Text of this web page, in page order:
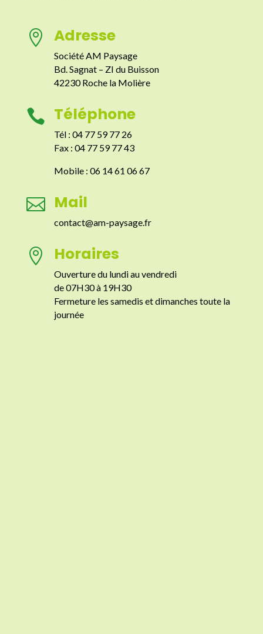
 Adresse
Société AM Paysage
Bd. Sagnat – ZI du Buisson
42230 Roche la Molière
 Téléphone
Tél : 04 77 59 77 26
Fax : 04 77 59 77 43
Mobile : 06 14 61 06 67
 Mail
contact@am-paysage.fr
 Horaires
Ouverture du lundi au vendredi
de 07H30 à 19H30
Fermeture les samedis et dimanches toute la
journée